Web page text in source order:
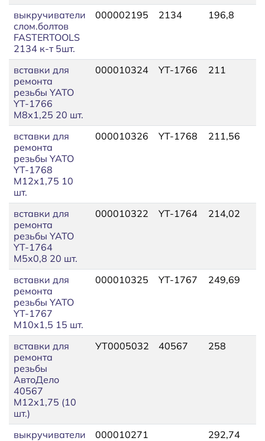
выкручиватели
слом.болтов
FASTERTOOLS
2134 к-т 5шт.
000002195 2134 196,8
вставки для
ремонта
резьбы YATO
YT-1766
М8х1,25 20 шт.
000010324 YT-1766 211
вставки для
ремонта
резьбы YATO
YT-1768
М12х1,75 10
шт.
000010326 YT-1768 211,56
вставки для
ремонта
резьбы YATO
YT-1764
М5х0,8 20 шт.
000010322 YT-1764 214,02
вставки для
ремонта
резьбы YATO
YT-1767
М10х1,5 15 шт.
000010325 YT-1767 249,69
вставки для
ремонта
резьбы
АвтоДело
40567
М12х1,75 (10
шт.)
УТ0005032 40567 258
выкручиватели
000010271 292,74